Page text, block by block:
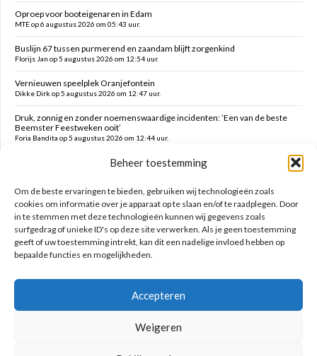
Beheer toestemming
Om de beste ervaringen te bieden, gebruiken wij technologieën zoals
cookies om informatie over je apparaat op te slaan en/of te raadplegen. Door
in te stemmen met deze technologieën kunnen wij gegevens zoals
surfgedrag of unieke ID's op deze site verwerken. Als je geen toestemming
geeft of uw toestemming intrekt, kan dit een nadelige invloed hebben op
bepaalde functies en mogelijkheden.
Accepteren
Weigeren
Oproep voor booteigenaren in Edam
MTE op 6 augustus 2026 om 05:43 uur.
Buslijn 67 tussen purmerend en zaandam blijft zorgenkind
Florijs Jan op 5 augustus 2026 om 12:54 uur.
Vernieuwen speelplek Oranjefontein
Dikke Dirk op 5 augustus 2026 om 12:47 uur.
Druk, zonnig en zonder noemenswaardige incidenten: ’Een van de beste
Beemster Feestweken ooit’
Foria Bandita op 5 augustus 2026 om 12:44 uur.
Feesten tot in de late uurtjes en daarna vanmorgen met milde kater o.a.
hekken kaaltrekken, doeken vouwen en terrein schoonmaken
Zoeken op deze site